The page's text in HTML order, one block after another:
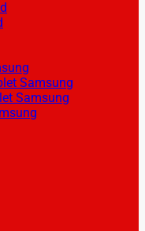
Samsung
Samsung